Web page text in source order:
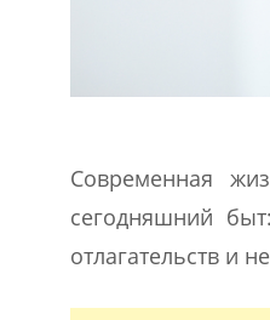
Современная
сегодняшний
отлагательств и